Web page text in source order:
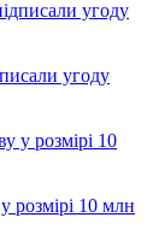
угоду
розмірі 10 млн